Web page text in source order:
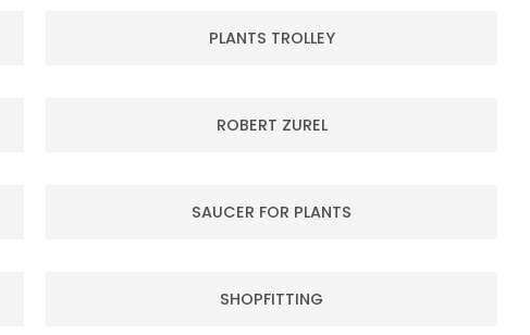
PLANTS TROLLEY
ROBERT ZUREL
SAUCER FOR PLANTS
SHOPFITTING